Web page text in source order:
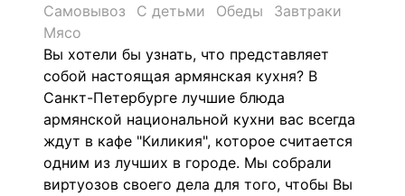
Самовывоз
С детьми Обеды
Завтраки
Мясо
Вы хотели бы узнать, что представляет
собой настоящая армянская кухня? В
Санкт-Петербурге лучшие блюда
армянской национальной кухни вас всегда
ждут в кафе "Киликия", которое считается
одним из лучших в городе. Мы собрали
виртуозов своего дела для того, чтобы Вы